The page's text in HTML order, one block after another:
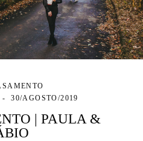
30/AGOSTO/2019
| PAULA &